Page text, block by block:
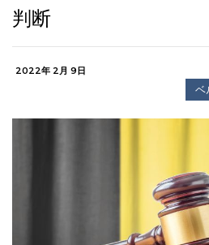
判断
2022年 2月 9日
ベ